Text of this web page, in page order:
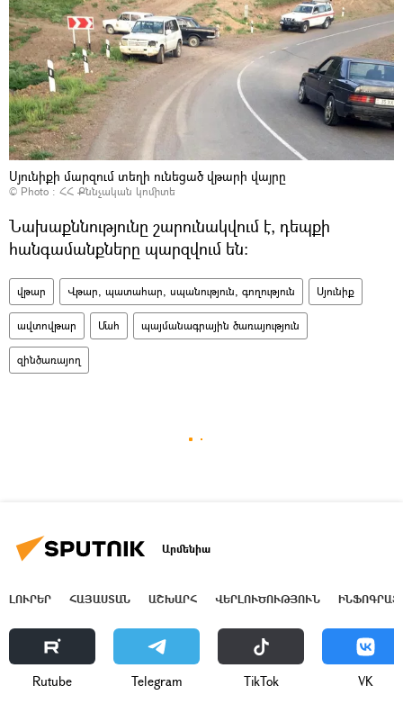
Սյունիքի մարզում տեղի ունեցած վթարի վայրը
© Photo : ՀՀ Քննչական կոմիտե
Նախաքննությունը շարունակվում է, դեպքի
հանգամանքները պարզվում են։
վթար Վթար, պատահար, սպանություն, գողություն Սյունիք
ավտովթար Մահ պայմանագրային ծառայություն
զինծառայող
Արմենիա
ԼՈՒՐԵՐ ՀԱՅԱՍՏԱՆ ԱՇԽԱՐՀ ՎԵՐԼՈՒԾՈՒԹՅՈՒՆ
Rutube Telegram ТikТоk VK